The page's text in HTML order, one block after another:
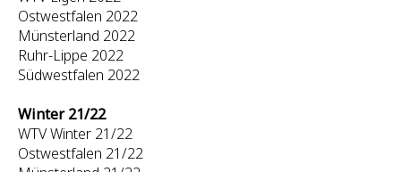
Ostwestfalen 2022
Münsterland 2022
Ruhr-Lippe 2022
Südwestfalen 2022
Winter 21/22
WTV Winter 21/22
Ostwestfalen 21/22